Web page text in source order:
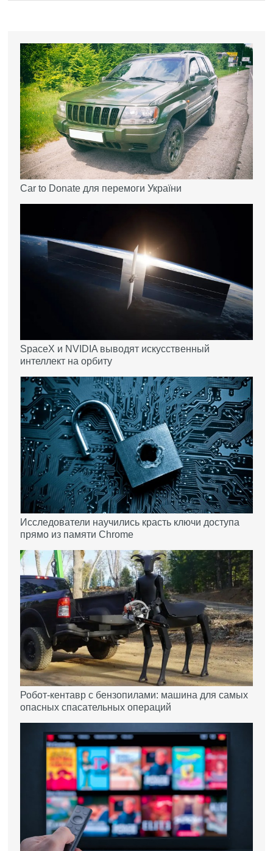
Car to Donate для перемоги України
SpaceX и NVIDIA выводят искусственный
интеллект на орбиту
Исследователи научились красть ключи доступа
прямо из памяти Chrome
Робот-кентавр с бензопилами: машина для самых
опасных спасательных операций